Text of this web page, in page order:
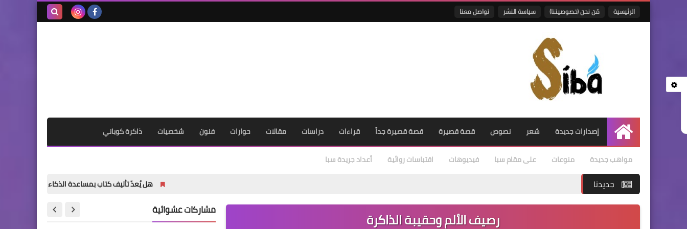
الرئيسية مَن نحن (خصوصيتنا) سياسة النشر تواصل معنا
الرئيسية
إصدارات جديدة شعر نصوص قصة قصيرة قصة قصيرة جداً قراءات دراسات مقالات حوارات فنون شخصيات ذاكرة كوباني
مواهب جديدة منوعات على مقام سبا فيديوهات اقتباسات روائية أعداد جريدة سبا
جديدنا هل يُعدّ تأليف كتاب بمساعدة الذكاء الاصطناعي أمراً خاطئاً؟
رصيف الألم وحقيبة الذاكرة مشاركات عشوائية